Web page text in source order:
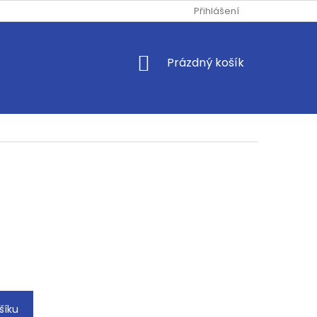
Přihlášení
NÁKUPNÍ
Prázdný košík